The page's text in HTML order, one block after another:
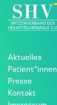
Aktuelles
Patient*innen
Presse
Kontakt